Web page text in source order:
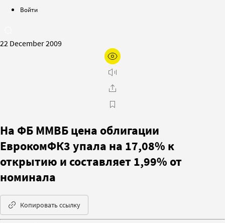
Войти
22 December 2009
На ФБ ММВБ цена облигации
ЕврокомФК3 упала на 17,08% к
открытию и составляет 1,99% от
номинала
Копировать ссылку